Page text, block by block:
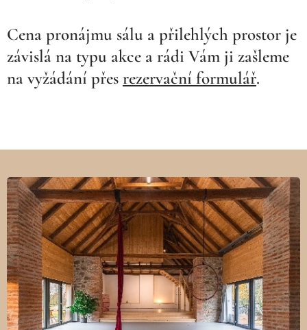
Cena pronájmu sálu a přilehlých prostor je
závislá na typu akce a rádi Vám ji zašleme
na vyžádání přes rezervační formulář.